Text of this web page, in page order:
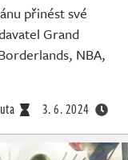
přinést své
Grand
NBA,
3. 6. 2024